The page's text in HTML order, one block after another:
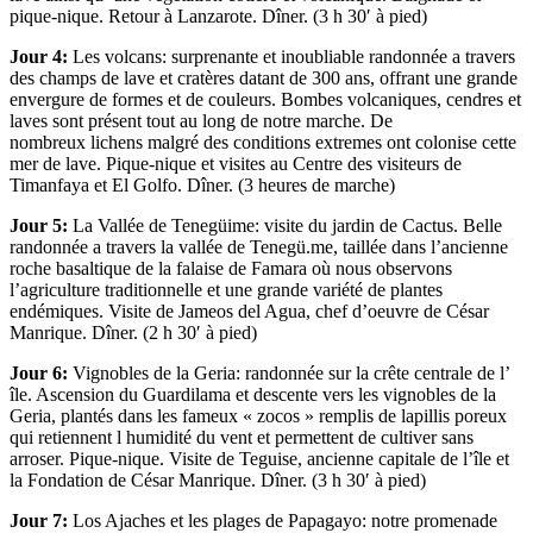
pique-nique. Retour à Lanzarote. Dîner. (3 h 30′ à pied)
Jour 4: Les volcans: surprenante et inoubliable randonnée a travers
des champs de lave et cratères datant de 300 ans, offrant une grande
envergure de formes et de couleurs. Bombes volcaniques, cendres et
laves sont présent tout au long de notre marche. De
nombreux lichens malgré des conditions extremes ont colonise cette
mer de lave. Pique-nique et visites au Centre des visiteurs de
Timanfaya et El Golfo. Dîner. (3 heures de marche)
Jour 5: La Vallée de Tenegüime: visite du jardin de Cactus. Belle
randonnée a travers la vallée de Tenegü.me, taillée dans l’ancienne
roche basaltique de la falaise de Famara où nous observons
l’agriculture traditionnelle et une grande variété de plantes
endémiques. Visite de Jameos del Agua, chef d’oeuvre de César
Manrique. Dîner. (2 h 30′ à pied)
Jour 6: Vignobles de la Geria: randonnée sur la crête centrale de l’
île. Ascension du Guardilama et descente vers les vignobles de la
Geria, plantés dans les fameux « zocos » remplis de lapillis poreux
qui retiennent l humidité du vent et permettent de cultiver sans
arroser. Pique-nique. Visite de Teguise, ancienne capitale de l’île et
la Fondation de César Manrique. Dîner. (3 h 30′ à pied)
Jour 7: Los Ajaches et les plages de Papagayo: notre promenade